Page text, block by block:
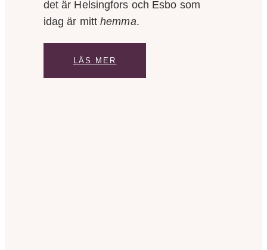
det är Helsingfors och Esbo som
idag är mitthemma.
LÄS MER